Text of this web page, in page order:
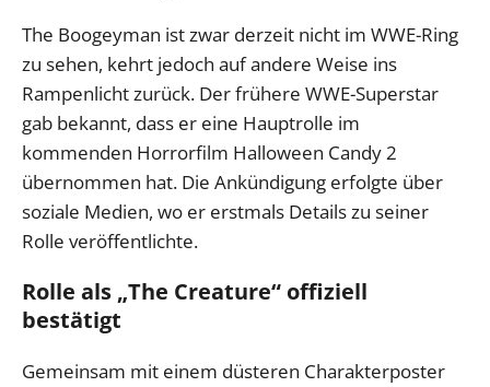
The Boogeyman ist zwar derzeit nicht im WWE-Ring
zu sehen, kehrt jedoch auf andere Weise ins
Rampenlicht zurück. Der frühere WWE-Superstar
gab bekannt, dass er eine Hauptrolle im
kommenden Horrorfilm Halloween Candy 2
übernommen hat. Die Ankündigung erfolgte über
soziale Medien, wo er erstmals Details zu seiner
Rolle veröffentlichte.
Rolle als „The Creature“ offiziell
bestätigt
Gemeinsam mit einem düsteren Charakterposter